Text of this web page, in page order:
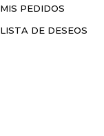
MIS PEDIDOS
LISTA DE DESEOS